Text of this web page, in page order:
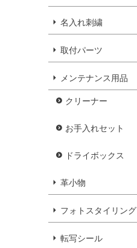
名入れ刺繍
取付パーツ
メンテナンス用品
クリーナー
お手入れセット
ドライボックス
革小物
フォトスタイリング
転写シール